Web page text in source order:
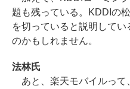
題も残っている。KDDIの
を切っていると説明して
のかもしれません。
法林氏
あと、楽天モバイルって